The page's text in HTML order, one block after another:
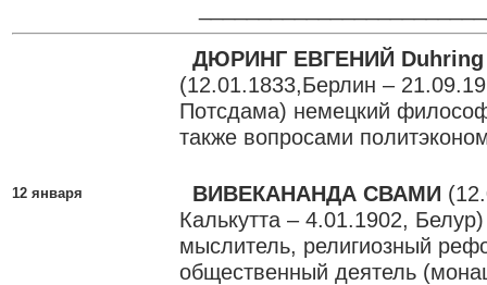
12 января
ДЮРИНГ ЕВГЕНИЙ Duhring
(12.01.1833,Берлин –
Потсдама) немецкий
также вопросами
ВИВЕКАНАНДА СВАМИ
Калькутта – 4.01.1902,
мыслитель, религиозный
общественный деятель